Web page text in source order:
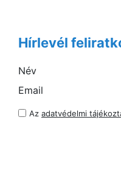
Hírlevél
Név
Email
Az adatvédelmi